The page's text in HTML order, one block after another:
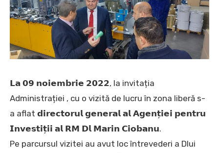
𝗟𝗮 𝟬𝟵 𝗻𝗼𝗶𝗲𝗺𝗯𝗿𝗶𝗲 𝟮𝟬𝟮𝟮, la invitația
Administrației , cu o vizită de lucru în zona liberă s-
a aflat 𝗱𝗶𝗿𝗲𝗰𝘁𝗼𝗿𝘂𝗹 𝗴𝗲𝗻𝗲𝗿𝗮𝗹 𝗮𝗹 𝗔𝗴𝗲𝗻𝘁̦𝗶𝗲𝗶 𝗽𝗲𝗻𝘁𝗿𝘂
𝗜𝗻𝘃𝗲𝘀𝘁𝗶𝘁̦𝗶𝗶 𝗮𝗹 𝗥𝗠 𝗗𝗹 𝗠𝗮𝗿𝗶𝗻 𝗖𝗶𝗼𝗯𝗮𝗻𝘂.
Pe parcursul vizitei au avut loc întrevederi a Dlui